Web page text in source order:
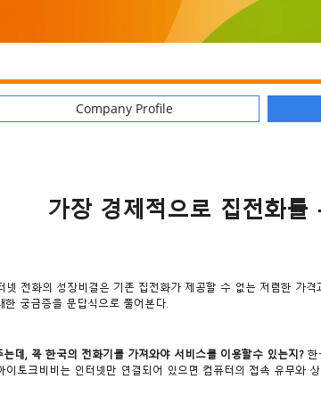
Company Profile
가장 경제적으로 집전화
넷 전화의 성장비결은 기존 집전화가 제공할 수 없는 저렴한 가
궁금증을 문답식으로 풀어본다.
데, 꼭 한국의 전화기를 가져와야 서비스를 이용할수 있는지? 한
이토크비비는 인터넷만 연결되어 있으면 컴퓨터의 접속 유무와